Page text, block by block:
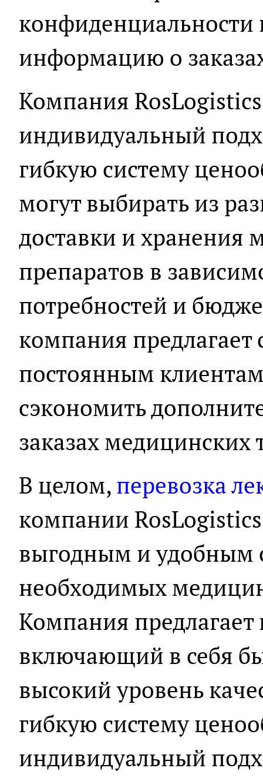
конфиденциальности
информацию о
Компания
индивидуальный
гибкую систему
могут выбирать из
доставки и хранения
препаратов в
потребностей и
компания
постоянным
сэкономить
заказах медицинских
В целом,перевозка
компании
выгодным и удобным
необходимых
Компания предлагает
включающий в себя
высокий уровень
гибкую систему
индивидуальный